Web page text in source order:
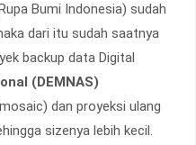
Bumi Indonesia) sudah
dari itu sudah saatnya
backup data Digital
(DEMNAS)
dan proyeksi ulang
sizenya lebih kecil.